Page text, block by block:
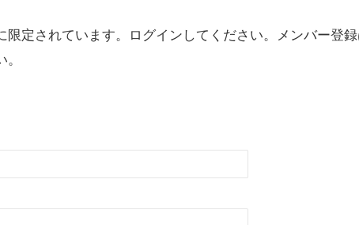
限定されています。ログインしてください。メンバー登